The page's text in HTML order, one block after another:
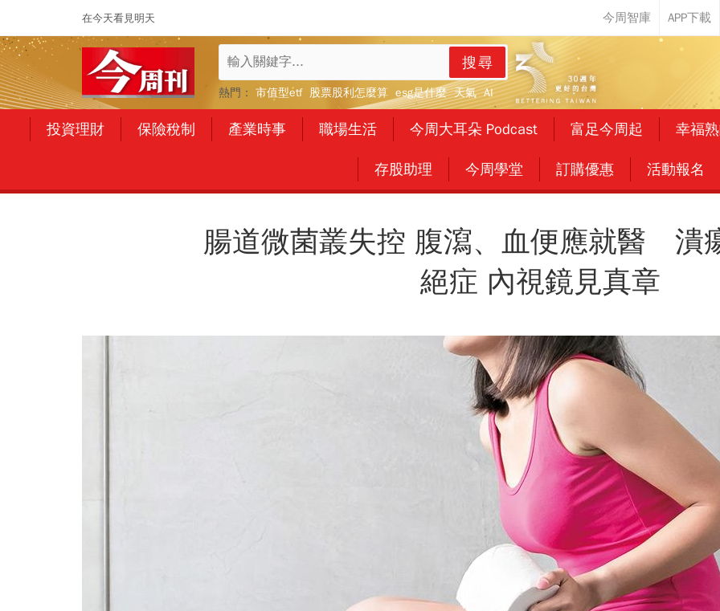
在今天看見明天
搜尋
熱門： 市值型etf 股票股利怎麼算 esg是什麼 天氣 AI
投資理財 保險稅制 產業時事 職場生活 今周大耳朵 Podcast 富足今周起 幸福
存股助理 今周學堂 訂購優惠 活動報名
腸道微菌叢失控 腹瀉、血便應就醫 潰
絕症 內視鏡見真章